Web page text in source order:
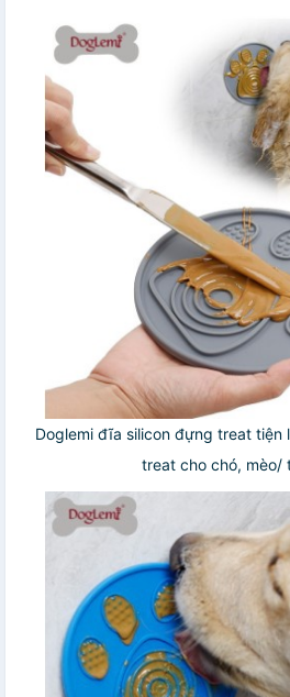
Doglemi đĩa silicon đựng treat
treat cho chó, mèo/